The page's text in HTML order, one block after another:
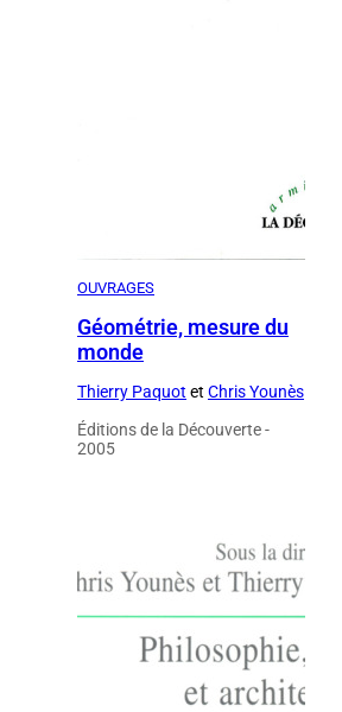
OUVRAGES
Géométrie, mesure du
monde
Thierry Paquot et Chris Younès
Éditions de la Découverte -
2005